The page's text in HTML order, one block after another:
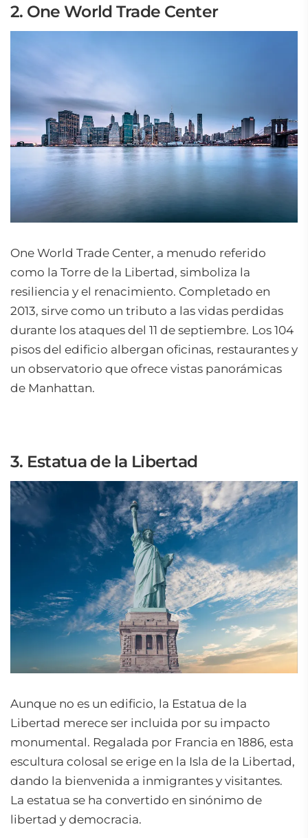
2. One World Trade Center
One World Trade Center, a menudo referido
como la Torre de la Libertad, simboliza la
resiliencia y el renacimiento. Completado en
2013, sirve como un tributo a las vidas perdidas
durante los ataques del 11 de septiembre. Los 104
pisos del edificio albergan oficinas, restaurantes y
un observatorio que ofrece vistas panorámicas
de Manhattan.
3. Estatua de la Libertad
Aunque no es un edificio, la Estatua de la
Libertad merece ser incluida por su impacto
monumental. Regalada por Francia en 1886, esta
escultura colosal se erige en la Isla de la Libertad,
dando la bienvenida a inmigrantes y visitantes.
La estatua se ha convertido en sinónimo de
libertad y democracia.